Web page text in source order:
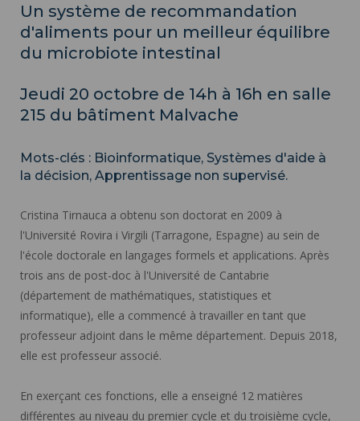
Un système de recommandation
d'aliments pour un meilleur équilibre
du microbiote intestinal
Jeudi 20 octobre de 14h à 16h en salle
215 du bâtiment Malvache
Mots-clés : Bioinformatique, Systèmes d'aide à
la décision, Apprentissage non supervisé.
Cristina Tirnauca a obtenu son doctorat en 2009 à
l'Université Rovira i Virgili (Tarragone, Espagne) au sein de
l'école doctorale en langages formels et applications. Après
trois ans de post-doc à l'Université de Cantabrie
(département de mathématiques, statistiques et
informatique), elle a commencé à travailler en tant que
professeur adjoint dans le même département. Depuis 2018,
elle est professeur associé.
En exerçant ces fonctions, elle a enseigné 12 matières
différentes au niveau du premier cycle et du troisième cycle,